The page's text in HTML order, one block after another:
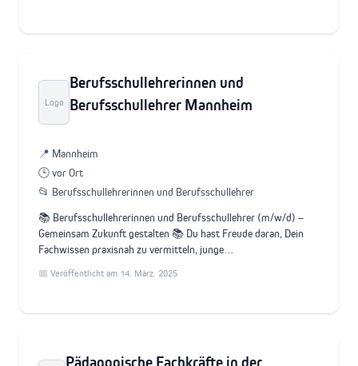
Logo
Berufsschullehrerinnen und
Berufsschullehrer Mannheim
📍 Mannheim
🕒 vor Ort
📂 Berufsschullehrerinnen und Berufsschullehrer
📚 Berufsschullehrerinnen und Berufsschullehrer (m/w/d) –
Gemeinsam Zukunft gestalten 📚 Du hast Freude daran, Dein
Fachwissen praxisnah zu vermitteln, junge…
📅 Veröffentlicht am 14. März. 2025
Pädagogische Fachkräfte in der